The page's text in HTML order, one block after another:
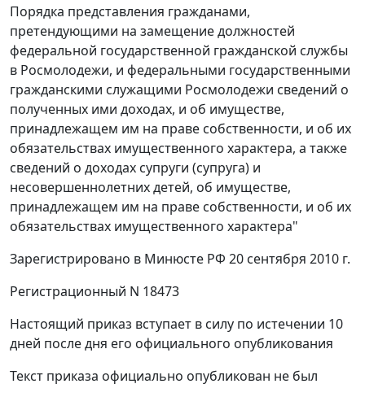
Порядка представления гражданами,
претендующими на замещение должностей
федеральной государственной гражданской службы
в Росмолодежи, и федеральными государственными
гражданскими служащими Росмолодежи сведений о
полученных ими доходах, и об имуществе,
принадлежащем им на праве собственности, и об их
обязательствах имущественного характера, а также
сведений о доходах супруги (супруга) и
несовершеннолетних детей, об имуществе,
принадлежащем им на праве собственности, и об их
обязательствах имущественного характера"
Зарегистрировано в Минюсте РФ 20 сентября 2010 г.
Регистрационный N 18473
Настоящий приказ вступает в силу по истечении 10
дней после дня его официального опубликования
Текст приказа официально опубликован не был